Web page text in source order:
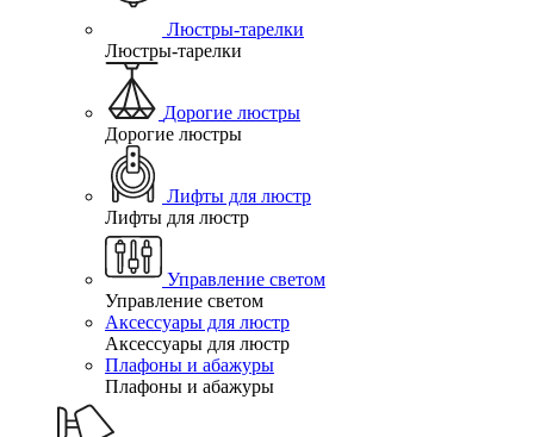
Люстры-тарелки
Люстры-тарелки
Дорогие люстры
Дорогие люстры
Лифты для люстр
Лифты для люстр
Управление светом
Управление светом
Аксессуары для люстр
Аксессуары для люстр
Плафоны и абажуры
Плафоны и абажуры